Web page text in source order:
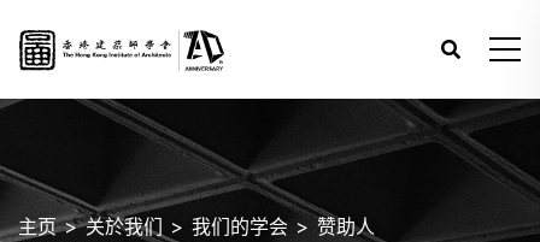
主页 关於我们 我们的学会 赞助人